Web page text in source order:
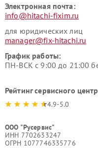
Электронная почта:
info@hitachi-fixim.ru
для юридических лиц
manager@fix-hitachi.ru
График работы:
ПН-ВСК с 9:00 до 21:00
Рейтинг сервисного
4.9-5.0
ООО "Русервис"
ИНН 7702633247
ОГРН 1077746335776